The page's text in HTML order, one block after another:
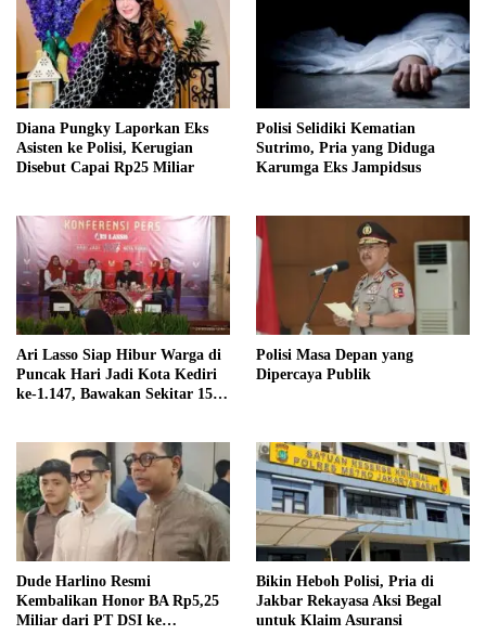
Diana Pungky Laporkan Eks
Asisten ke Polisi, Kerugian
Disebut Capai Rp25 Miliar
Polisi Selidiki Kematian
Sutrimo, Pria yang Diduga
Karumga Eks Jampidsus
Ari Lasso Siap Hibur Warga di
Puncak Hari Jadi Kota Kediri
ke-1.147, Bawakan Sekitar 15
Polisi Masa Depan yang
Dipercaya Publik
Dude Harlino Resmi
Kembalikan Honor BA Rp5,25
Miliar dari PT DSI ke
Bikin Heboh Polisi, Pria di
Jakbar Rekayasa Aksi Begal
untuk Klaim Asuransi